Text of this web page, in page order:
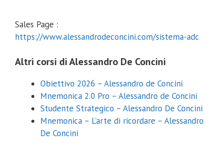
Sales Page :
https://www.alessandrodeconcini.com/sistema-adc
Altri corsi di Alessandro De Concini
Obiettivo 2026 – Alessandro de Concini
Mnemonica 2.0 Pro – Alessandro de Concini
Studente Strategico – Alessandro De Concini
Mnemonica – L’arte di ricordare – Alessandro
De Concini